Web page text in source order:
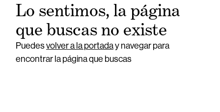
Lo sentimos, la página
que buscas no existe
Puedesvolver a la portaday navegar para
encontrar la página que buscas